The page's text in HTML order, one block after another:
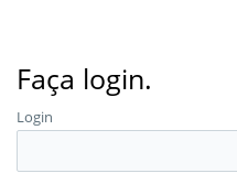
Faça login.
Login